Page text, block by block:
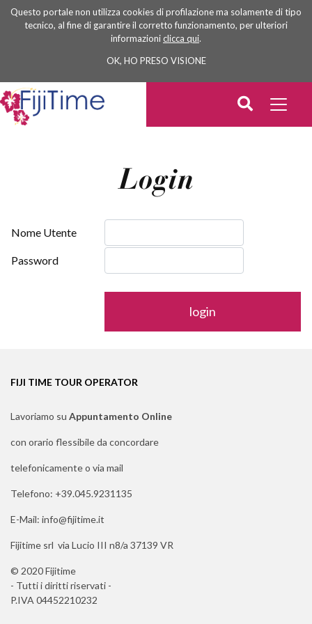
Questo portale non utilizza cookies di profilazione ma solamente di tipo
tecnico, al fine di garantire il corretto funzionamento, per ulteriori
informazioniclicca qui.
OK, HO PRESO VISIONE
Login
Nome Utente
Password
FIJI TIME TOUR OPERATOR
Lavoriamo su Appuntamento Online
con orario flessibile da concordare
telefonicamente o via mail
Telefono: +39.045.9231135
E-Mail: info@fijitime.it
Fijitime srl via Lucio III n8/a 37139 VR
© 2020 Fijitime
- Tutti i diritti riservati -
P.IVA 04452210232